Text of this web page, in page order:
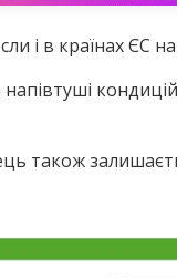
і в країнах ЄС
також